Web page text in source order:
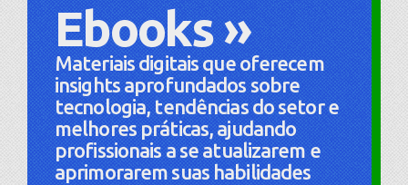
Ebooks »
Materiais digitais que oferecem
insights aprofundados sobre
tecnologia, tendências do setor e
melhores práticas, ajudando
profissionais a se atualizarem e
aprimorarem suas habilidades